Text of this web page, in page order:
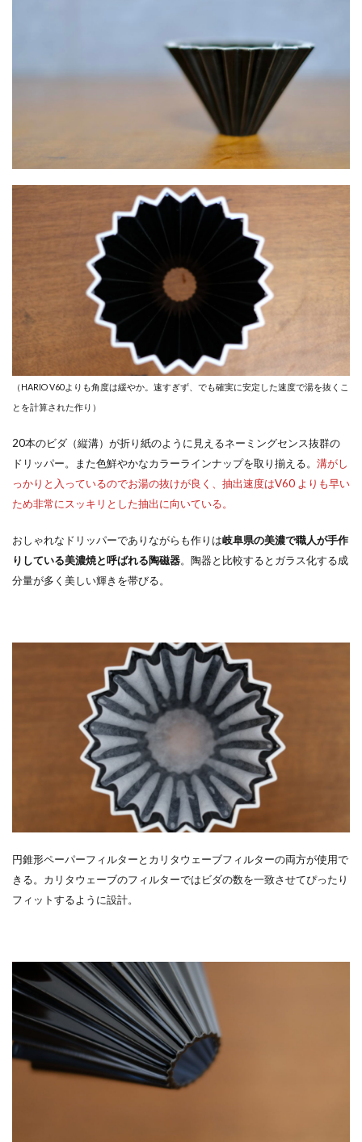
（HARIO V60よりも角度は緩やか。速すぎず、でも確実に安定した速度で湯を抜くこ
とを計算された作り）
20本のビダ（縦溝）が折り紙のように見えるネーミングセンス抜群の
ドリッパー。また色鮮やかなカラーラインナップを取り揃える。 溝がし
っかりと入っているのでお湯の抜けが良く、抽出速度はV60 よりも早い
ため非常にスッキリとした抽出に向いている。
おしゃれなドリッパーでありながらも作りは岐阜県の美濃で職人が手作
りしている美濃焼と呼ばれる陶磁器。陶器と比較するとガラス化する成
分量が多く美しい輝きを帯びる。
円錐形ペーパーフィルターとカリタウェーブフィルターの両方が使用で
きる。カリタウェーブのフィルターではビダの数を一致させてぴったり
フィットするように設計。